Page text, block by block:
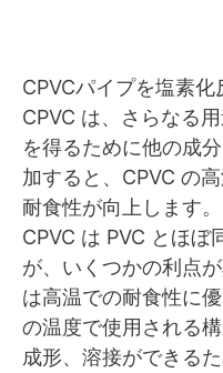
CPVCパイプを塩素化
CPVC は、さらなる
を得るために他の成
加すると、CPVC の
耐食性が向上します。
CPVC は PVC とほぼ
が、いくつかの利点
は高温での耐食性に
の温度で使用される
成形、溶接ができる